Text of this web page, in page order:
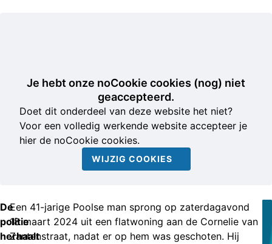
Je hebt onze noCookie cookies (nog) niet
geaccepteerd.
Doet dit onderdeel van deze website het niet?
Voor een volledig werkende website accepteer je
hier de noCookie cookies.
WIJZIG COOKIES
De
politie
herhaalt
Een 41-jarige Poolse man sprong op zaterdagavond
18 maart 2024 uit een flatwoning aan de Cornelie van
Zantenstraat, nadat er op hem was geschoten. Hij